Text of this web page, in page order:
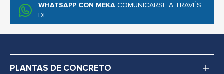
WHATSAPP CON MEKA COMUNICARSE A TRAVÉS
DE
PLANTAS DE CONCRETO